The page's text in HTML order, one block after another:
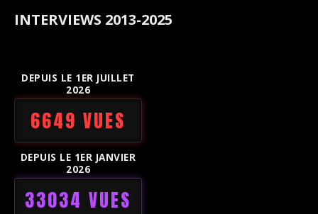
INTERVIEWS 2013-2025
DEPUIS LE 1ER JUILLET
2026
6649 VUES
DEPUIS LE 1ER JANVIER
2026
33034 VUES